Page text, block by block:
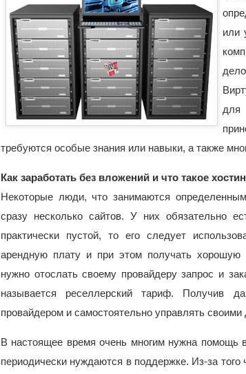
или
для
требуются особые знания или навыки, а также
Как заработать без вложений и что такое
Некоторые люди, что занимаются
сразу несколько сайтов. У них обязательно
практически пустой, то его следует
арендную плату и при этом получать хорошую
нужно отослать своему провайдеру запрос и
называется реселлерский тариф. Получив
провайдером и самостоятельно управлять своими
В настоящее время очень многим нужна помощь
периодически нуждаются в поддержке. Из-за